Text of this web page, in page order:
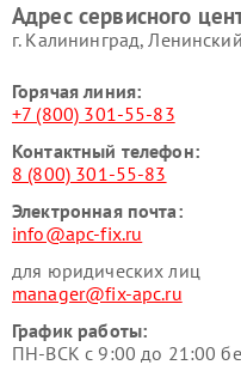
Адрес сервисного
г. Калининград,
Горячая линия:
+7 (800) 301-55-83
Контактный телефон:
8 (800) 301-55-83
Электронная почта:
info@apc-fix.ru
для юридических лиц
manager@fix-apc.ru
График работы:
ПН-ВСК с 9:00 до 21:00